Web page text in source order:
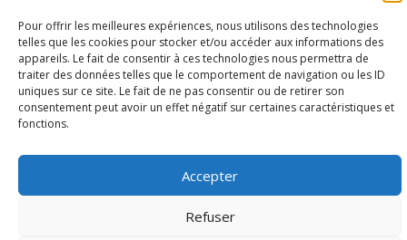
Pour offrir les meilleures expériences, nous utilisons des technologies
telles que les cookies pour stocker et/ou accéder aux informations des
appareils. Le fait de consentir à ces technologies nous permettra de
traiter des données telles que le comportement de navigation ou les ID
uniques sur ce site. Le fait de ne pas consentir ou de retirer son
consentement peut avoir un effet négatif sur certaines caractéristiques et
fonctions.
Accepter
Refuser
06 Juil 2026
Étude d’évaluabilité des Structures
d’accompagnement à l’autocréation d’emploi (SAACE)
01 Juil 2026
Pénurie du personnel infirmier :quels indicateurs
Wallonie ?